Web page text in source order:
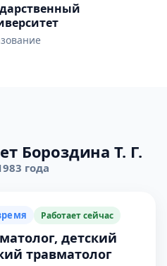
Бороздина Т. Г.
года
Работает сейчас
детский
травматолог